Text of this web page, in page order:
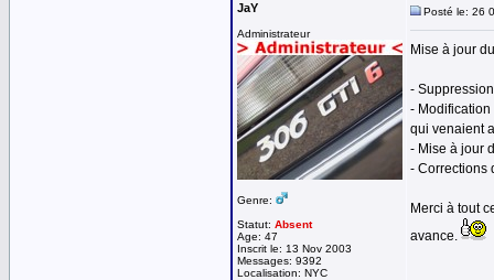
JaY
Administrateur
Genre:
Statut: Absent
Age: 47
Inscrit le: 13 Nov 2003
Messages: 9392
Localisation: NYC
Posté le: 26
Mise à jour
-
-
qui venaient
- Mise à jour
- Corrections
Merci à tout
avance.